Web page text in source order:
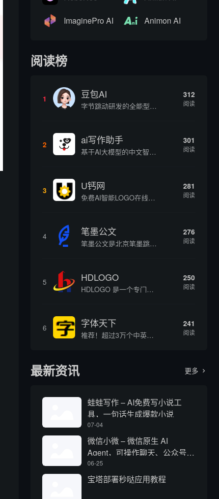
ImaginePro AI Animon AI
阅读榜
1 豆包AI
字节跳动研发的全能型AI智能助手，提供智能对话、知识问答、内容创作、学习办公等一站式AI服务
312
阅读
2 ai写作助手
基于AI大模型的中文智能写作工具，面向学生、自媒体、职场人士提供一站式文本创作服务 核心定位 AI写作助手是依托人工智能技术打造的创作辅助平台，专注中文文本生成与优化，帮助用户快速完成各类文案、文章、论文等内容创作，提升写作效率 核心功能 ...
301
阅读
3 U钙网
免费AI智能LOGO在线设计制作平台
281
阅读
4 笔墨公文
笔墨公文是北京笔墨跳动科技旗下垂直公文赛道 AIGC 创作平台，深耕体制公文专业场景，依托海量标准公文语料训练专属大模型。平台整合 AI 公文生成、全维度智能校对、范文库、实时更新素材库、标准化公文模板五大核心板块，兼顾公文快速撰写、文稿合...
276
阅读
5 HDLOGO
HDLOGO 是一个专门整理矢量标志和图标的网站，提供各类品牌和公司的矢量标志下载服务，主要面向设计师、营销人员和企业用户，帮他们获取高质量的品牌标识资源。
250
阅读
6 字体天下
推荐！超过3万个中英文字体免费下载
241
阅读
最新资讯 更多 
蛙蛙写作 – AI免费写小说工
具，一句话生成爆款小说
07-04
微信小微 – 微信原生 AI
Agent，可操作聊天、公众号、
视频号和小程序
06-25
宝塔部署秒哒应用教程